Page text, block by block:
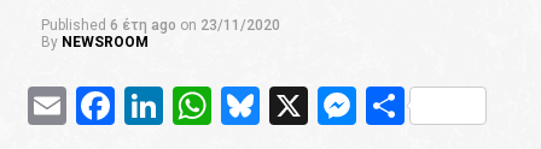
Published 6 έτη ago on 23/11/2020
By NEWSROOM
EmailFacebook
LinkedIn
WhatsApp
Bluesky
X